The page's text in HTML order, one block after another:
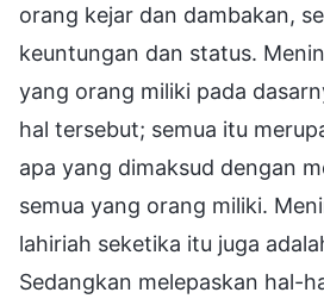
orang kejar dan dambakan,
keuntungan dan status.
yang orang miliki pada
hal tersebut; semua itu
apa yang dimaksud dengan
semua yang orang miliki.
lahiriah seketika itu juga
Sedangkan melepaskan hal-